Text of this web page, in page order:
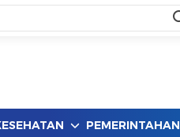
PEMERINTAHAN